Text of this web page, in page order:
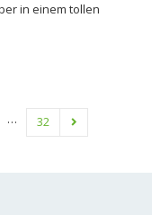
in einem tollen
… 32